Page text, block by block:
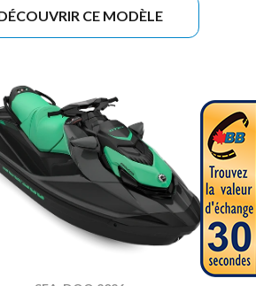
CE MODÈLE